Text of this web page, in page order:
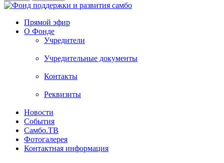
Прямой эфир
О Фонде
Учредители
Учредительные документы
Контакты
Реквизиты
Новости
События
Самбо.ТВ
Фотогалерея
Контактная информация